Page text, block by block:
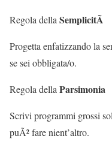
Regola della SemplicitÃ
Progetta enfatizzando la
se sei obbligata/o.
Regola della Parsimonia
Scrivi programmi grossi
puÃ² fare nient’altro.